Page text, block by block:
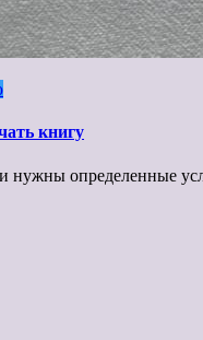
книгу
нужны определенные